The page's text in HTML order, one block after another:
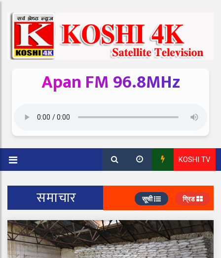
Apan FM 96.8MHz
KOSHI TV
समाचार सूची ग्रिड